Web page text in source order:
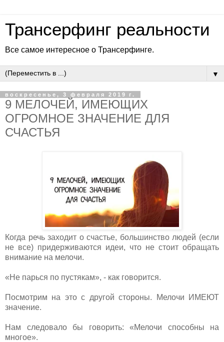
Трансерфинг реальности
Все самое интересное о Трансерфинге.
▼
воскресенье, 3 февраля 2019 г.
9 МЕЛОЧЕЙ, ИМЕЮЩИХ
ОГРОМНОЕ ЗНАЧЕНИЕ ДЛЯ
СЧАСТЬЯ
Когда речь заходит о счастье, большинство людей (если
не все) придерживаются идеи, что не стоит обращать
внимание на мелочи.
«Не парься по пустякам», - как говорится.
Посмотрим на это с другой стороны. Мелочи ИМЕЮТ
значение.
Нам следовало бы говорить: «Мелочи способны на
многое».